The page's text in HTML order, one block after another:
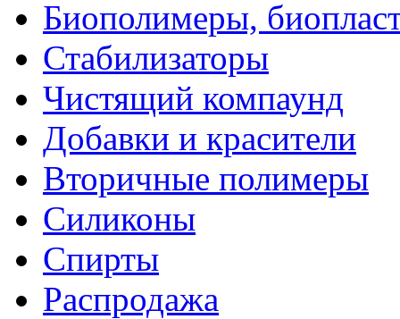
Биополимеры,
Стабилизаторы
Чистящий компаунд
Добавки и красители
Вторичные полимеры
Силиконы
Спирты
Распродажа